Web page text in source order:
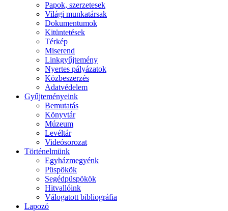
Papok, szerzetesek
Világi munkatársak
Dokumentumok
Kitüntetések
Térkép
Miserend
Linkgyűjtemény
Nyertes pályázatok
Közbeszerzés
Adatvédelem
Gyűjteményeink
Bemutatás
Könyvtár
Múzeum
Levéltár
Videósorozat
Történelmünk
Egyházmegyénk
Püspökök
Segédpüspökök
Hitvallóink
Válogatott bibliográfia
Lapozó